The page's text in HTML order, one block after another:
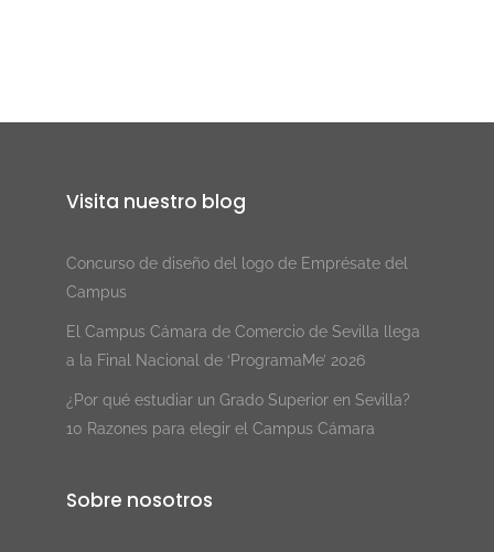
Visita nuestro blog
Concurso de diseño del logo de Emprésate del
Campus
El Campus Cámara de Comercio de Sevilla llega
a la Final Nacional de ‘ProgramaMe’ 2026
¿Por qué estudiar un Grado Superior en Sevilla?
10 Razones para elegir el Campus Cámara
Sobre nosotros